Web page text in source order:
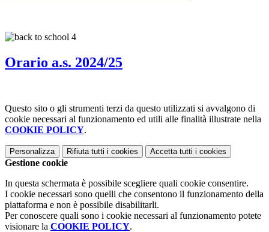
Orario a.s. 2024/25
Questo sito o gli strumenti terzi da questo utilizzati si avvalgono di
cookie necessari al funzionamento ed utili alle finalità illustrate nella
COOKIE POLICY.
Personalizza Rifiuta tutti i cookies Accetta tutti i cookies
Gestione cookie
In questa schermata è possibile scegliere quali cookie consentire.
I cookie necessari sono quelli che consentono il funzionamento della
piattaforma e non è possibile disabilitarli.
Per conoscere quali sono i cookie necessari al funzionamento potete
visionare la COOKIE POLICY.